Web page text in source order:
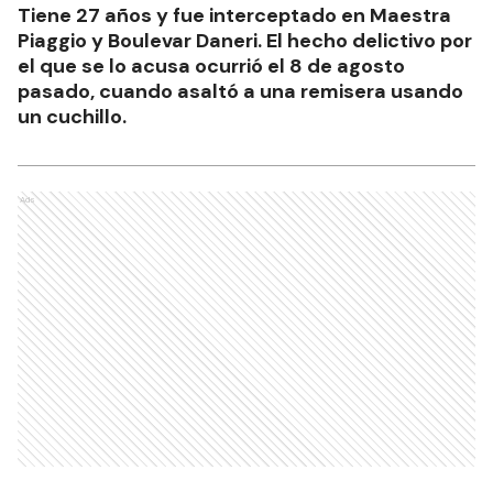
Tiene 27 años y fue interceptado en Maestra
Piaggio y Boulevar Daneri. El hecho delictivo por
el que se lo acusa ocurrió el 8 de agosto
pasado, cuando asaltó a una remisera usando
un cuchillo.
Ads